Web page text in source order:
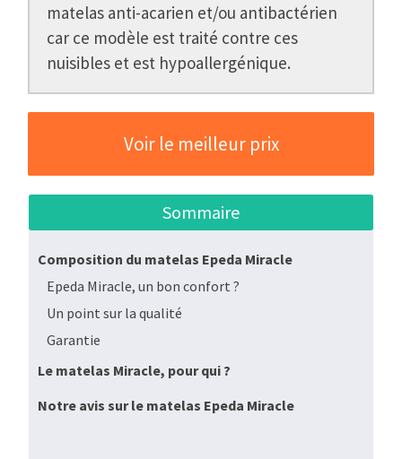
matelas anti-acarien et/ou antibactérien
car ce modèle est traité contre ces
nuisibles et est hypoallergénique.
Voir le meilleur prix
Sommaire
Composition du matelas Epeda Miracle
Epeda Miracle, un bon confort ?
Un point sur la qualité
Garantie
Le matelas Miracle, pour qui ?
Notre avis sur le matelas Epeda Miracle